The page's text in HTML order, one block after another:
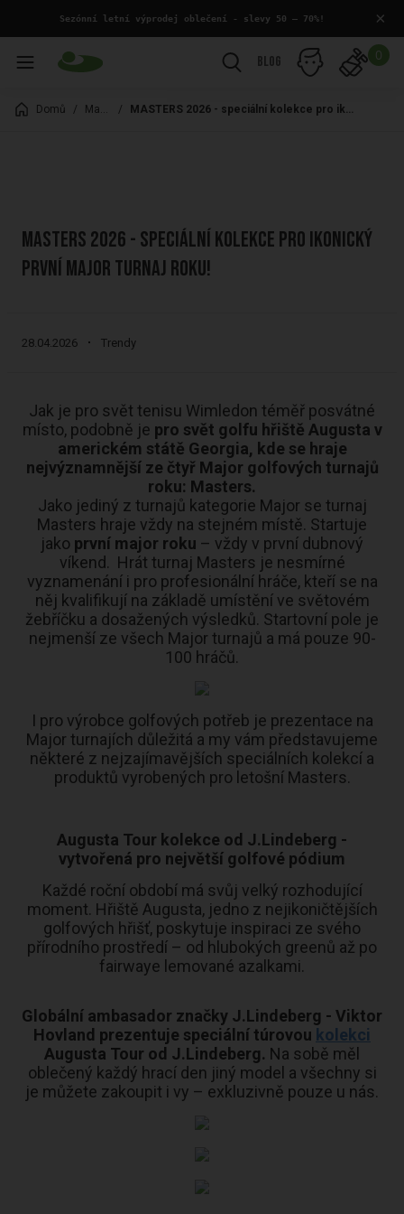
Sezónní letní výprodej oblečení - slevy 50 – 70%! ×
Blog 0
Domů / /
MASTERS 2026 - SPECIÁLNÍ KOLEKCE PRO IKONICKÝ
PRVNÍ MAJOR TURNAJ ROKU!
28.04.2026 Trendy
Jak je pro svět tenisu Wimledon téměř posvátné
místo, podobně je pro svět golfu hřiště Augusta v
americkém státě Georgia, kde se hraje
nejvýznamnější ze čtyř Major golfových turnajů
roku: Masters.
Jako jediný z turnajů kategorie Major se turnaj
Masters hraje vždy na stejném místě. Startuje
jako první major roku – vždy v první dubnový
víkend. Hrát turnaj Masters je nesmírné
vyznamenání i pro profesionální hráče, kteří se na
něj kvalifikují na základě umístění ve světovém
žebříčku a dosažených výsledků. Startovní pole je
nejmenší ze všech Major turnajů a má pouze 90-
100 hráčů.
I pro výrobce golfových potřeb je prezentace na
Major turnajích důležitá a my vám představujeme
některé z nejzajímavějších speciálních kolekcí a
produktů vyrobených pro letošní Masters.
Augusta Tour kolekce od J.Lindeberg -
vytvořená pro největší golfové pódium
Každé roční období má svůj velký rozhodující
moment. Hřiště Augusta, jedno z nejikoničtějších
golfových hřišť, poskytuje inspiraci ze svého
přírodního prostředí – od hlubokých greenů až po
fairwaye lemované azalkami.
Globální ambasador značky J.Lindeberg - Viktor
Hovland prezentuje speciální túrovou kolekci
Augusta Tour od J.Lindeberg. Na sobě měl
oblečený každý hrací den jiný model a všechny si
je můžete zakoupit i vy – exkluzivně pouze u nás.